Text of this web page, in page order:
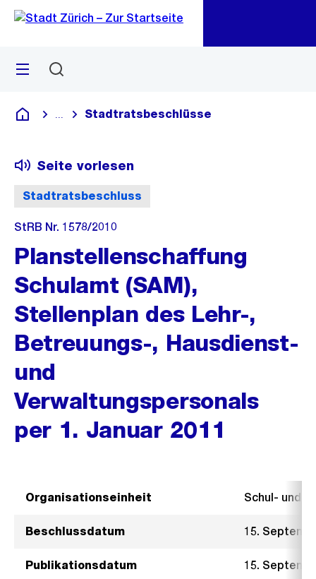
Navigation
Sprunglink
Menü
Deutsch
Blende alle Breadcrumbs ein
Stadtratsbeschlüsse
Stadtratsbeschluss
Seite vorlesen
StRB Nr. 1578/2010
Planstellenschaffung
Schulamt (SAM),
Stellenplan des Lehr-,
Betreuungs-, Hausdienst-
und
Verwaltungspersonals
per 1. Januar 2011
Organisationseinheit Schul- und
Beschlussdatum 15.
Publikationsdatum 15.